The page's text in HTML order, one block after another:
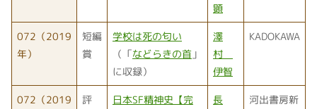
顕
072（2019
年）
短編
賞
学校は死の匂い
（「などらきの首 」
に収録）
澤
村
伊智
KADOKAWA
072（2019
評
日本SF精神史【完
長
河出書房新